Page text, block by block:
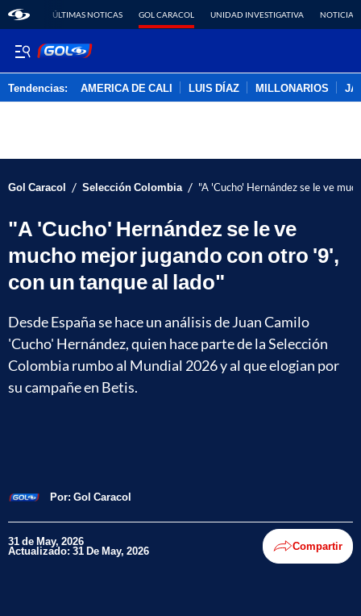
ÚLTIMAS NOTICAS GOL CARACOL UNIDAD INVESTIGATIVA NOTICIAS
Tendencias: AMERICA DE CALI LUIS DÍAZ MILLONARIOS
Gol Caracol / Selección Colombia / "A 'Cucho' Hernández se le ve
"A 'Cucho' Hernández se le ve
mucho mejor jugando con otro '9',
con un tanque al lado"
Desde España se hace un análisis de Juan Camilo
'Cucho' Hernández, quien hace parte de la Selección
Colombia rumbo al Mundial 2026 y al que elogian por
su campañe en Betis.
Por: Gol Caracol
31 de May, 2026
Actualizado: 31 De May, 2026 Compartir